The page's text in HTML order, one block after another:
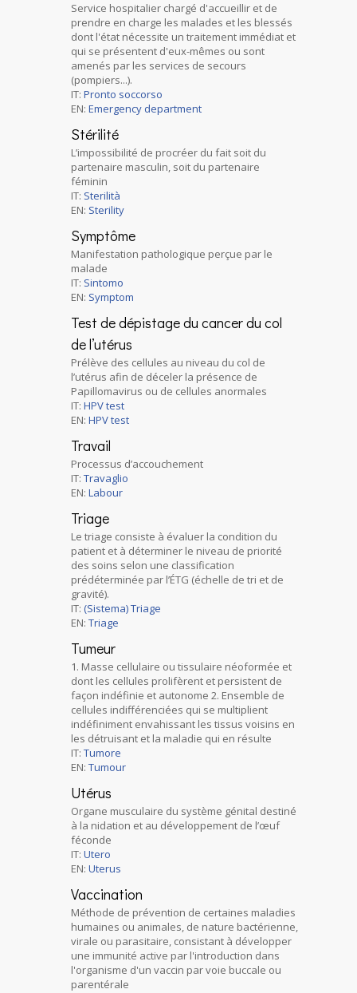
Service hospitalier chargé d'accueillir et de
prendre en charge les malades et les blessés
dont l'état nécessite un traitement immédiat et
qui se présentent d'eux-mêmes ou sont
amenés par les services de secours
(pompiers...).
IT: Pronto soccorso
EN: Emergency department
Stérilité
L’impossibilité de procréer du fait soit du
partenaire masculin, soit du partenaire
féminin
IT: Sterilità
EN: Sterility
Symptôme
Manifestation pathologique perçue par le
malade
IT: Sintomo
EN: Symptom
Test de dépistage du cancer du col
de l’utérus
Prélève des cellules au niveau du col de
l’utérus afin de déceler la présence de
Papillomavirus ou de cellules anormales
IT: HPV test
EN: HPV test
Travail
Processus d’accouchement
IT: Travaglio
EN: Labour
Triage
Le triage consiste à évaluer la condition du
patient et à déterminer le niveau de priorité
des soins selon une classification
prédéterminée par l’ÉTG (échelle de tri et de
gravité).
IT: (Sistema) Triage
EN: Triage
Tumeur
1. Masse cellulaire ou tissulaire néoformée et
dont les cellules prolifèrent et persistent de
façon indéfinie et autonome 2. Ensemble de
cellules indifférenciées qui se multiplient
indéfiniment envahissant les tissus voisins en
les détruisant et la maladie qui en résulte
IT: Tumore
EN: Tumour
Utérus
Organe musculaire du système génital destiné
à la nidation et au développement de l’œuf
féconde
IT: Utero
EN: Uterus
Vaccination
Méthode de prévention de certaines maladies
humaines ou animales, de nature bactérienne,
virale ou parasitaire, consistant à développer
une immunité active par l'introduction dans
l'organisme d'un vaccin par voie buccale ou
parentérale